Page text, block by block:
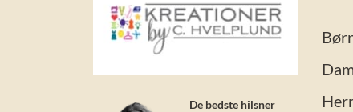
De bedste hilsner